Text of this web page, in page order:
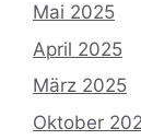
Mai 2025
April 2025
März 2025
Oktober